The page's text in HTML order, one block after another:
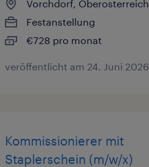
Vorchdorf, Oberosterreich
Festanstellung
€728 pro monat
veröffentlicht am 24. Juni 2026
Kommissionierer mit
Staplerschein (m/w/x)